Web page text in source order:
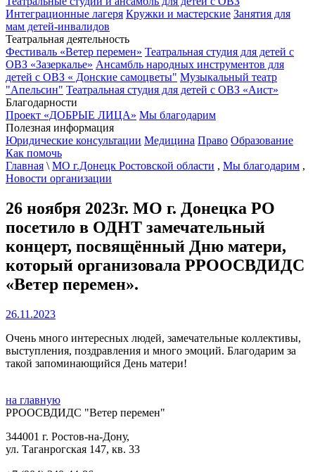
Интеграционные лагеря Кружки и мастерские Занятия для
мам детей-инвалидов
Театральная деятельность
Фестиваль «Ветер перемен» Театральная студия для детей с
ОВЗ «Зазеркалье» Ансамбль народных инструментов для
детей с ОВЗ « Донские самоцветы" Музыкальный театр
"Апельсин" Театральная студия для детей с ОВЗ «Аист»
Благодарности
Проект «ДОБРЫЕ ЛИЦА» Мы благодарим
Полезная информация
Юридические консультации Медицина Право Образование
Как помочь
Главная \ МО г.Донецк Ростовской области , Мы благодарим ,
Новости организации
26 ноября 2023г. МО г. Донецка РО
посетило в ОДНТ замечательный
концерт, посвящённый Дню матери,
который организовала РРООСВДИДС
«Ветер перемен».
26.11.2023
Очень много интересных людей, замечательные коллективы,
выступления, поздравления и много эмоций. Благодарим за
такой запоминающийся День матери!
на главную
РРООСВДИДС "Ветер перемен"
344001 г. Ростов-на-Дону,
ул. Таганрогская 147, кв. 33‍